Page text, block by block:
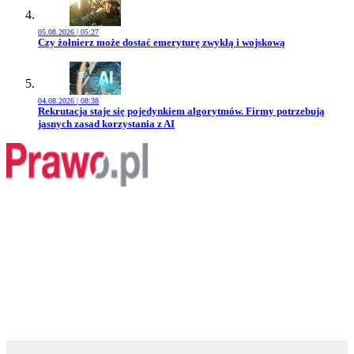
05.08.2026 | 05:27
Przejdź do artykułu:
Czy żołnierz może dostać emeryturę zwykłą i wojskową
04.08.2026 | 08:38
Przejdź do artykułu:
Rekrutacja staje się pojedynkiem algorytmów. Firmy potrzebują
jasnych zasad korzystania z AI